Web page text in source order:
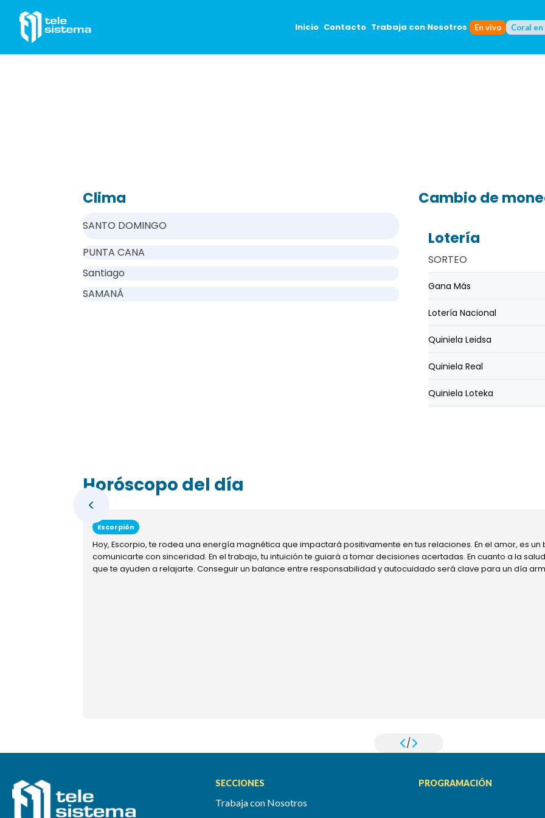
Inicio Contacto Trabaja con Nosotros En vivo Coral
Clima
SANTO DOMINGO
PUNTA CANA
Santiago
SAMANÁ
Cambio de
Lotería
SORTEO
Gana Más
Lotería Nacional
Quiniela Leidsa
Quiniela Real
Quiniela Loteka
Horóscopo del día
Escorpión
Hoy, Escorpio, te rodea una energía magnética que impactará positivamente en tus relaciones. En el amor, es
comunicarte con sinceridad. En el trabajo, tu intuición te guiará a tomar decisiones acertadas. En cuanto a la
que te ayuden a relajarte. Conseguir un balance entre responsabilidad y autocuidado será clave para un día
/
SECCIONES
Trabaja con Nosotros
PROGRAMACIÓN